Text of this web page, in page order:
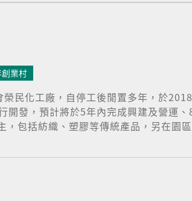
業村
民化工廠，自停工後閒置多年，於
發，預計將於5年內完成興建及營運
包括紡織、塑膠等傳統產品，另在園